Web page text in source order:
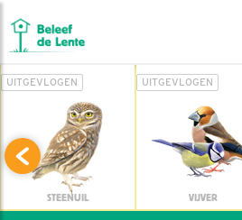
UITGEVLOGEN
STEENUIL
UITGEVLOGEN
VIJVER